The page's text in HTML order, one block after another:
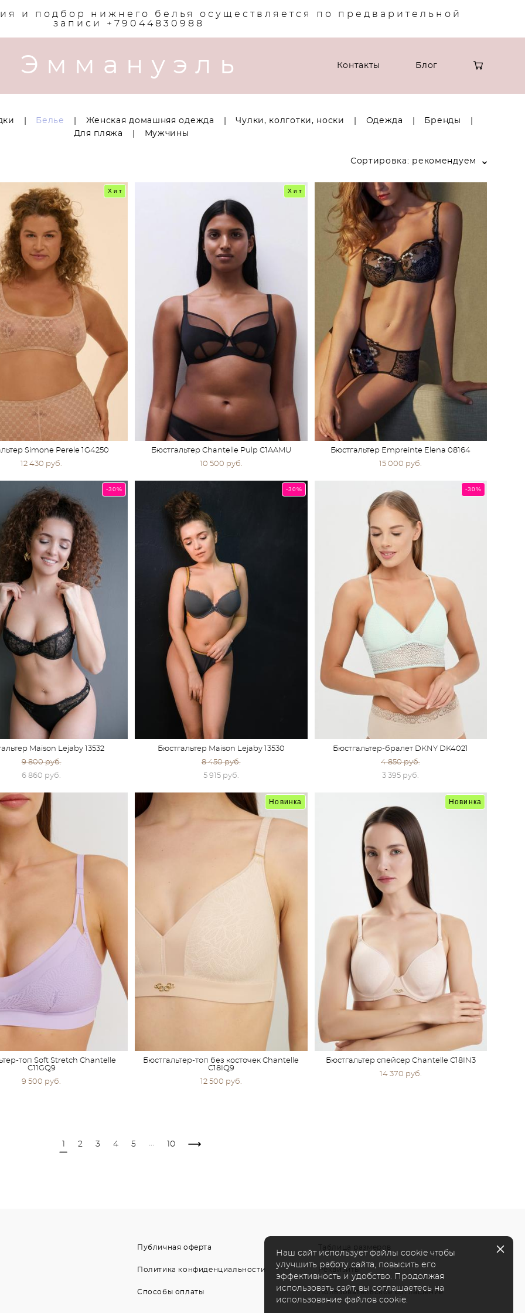
и подбор нижнего белья осуществляется по предварительной
записи +79044830988
Эммануэль Контакты Блог
Белье Женская домашняя одежда Чулки, колготки, носки Одежда Бренды
Для пляжа
Мужчины
Сортировка: рекомендуем
Хит
Simone Perele 1G4250
12 430 pуб.
Хит
Бюстгальтер Chantelle Pulp C1AAMU
10 500 pуб.
Бюстгальтер Empreinte Elena 08164
15 000 pуб.
-30%
Maison Lejaby 13532
9 800 pуб.
6 860 pуб.
-30%
Бюстгальтер Maison Lejaby 13530
8 450 pуб.
5 915 pуб.
-30%
Бюстгальтер-бралет DKNY DK4021
4 850 pуб.
3 395 pуб.
топ Soft Stretch Chantelle
C11GQ9
9 500 pуб.
Новинка
Бюстгальтер-топ без косточек Chantelle
C18IQ9
12 500 pуб.
Новинка
Бюстгальтер спейсер Chantelle C18IN3
14 370 pуб.
2 3 4 5 10
Публичная оферта
Политика конфиденциальности
Способы оплаты
Таблица размеров
Реквизиты
Пользовательское соглашение
Наш сайт использует файлы cookie чтобы
улучшить работу сайта, повысить его
эффективность и удобство. Продолжая
использовать сайт, вы соглашаетесь на
использование файлов cookie.